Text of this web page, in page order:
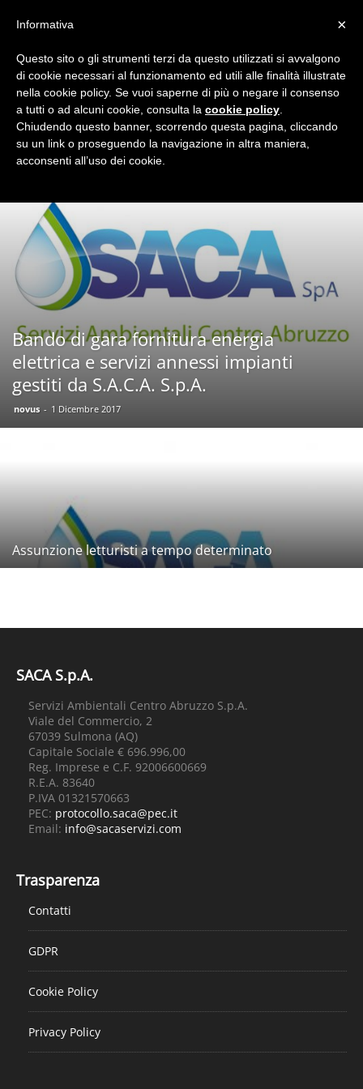
Home Archivio Gare
Bando di gara fornitura energia
elettrica e servizi annessi impianti
gestiti da S.A.C.A. S.p.A.
novus - 1 Dicembre 2017
Assunzione letturisti a tempo determinato
SACA S.p.A.
Servizi Ambientali Centro Abruzzo S.p.A.
Viale del Commercio, 2
67039 Sulmona (AQ)
Capitale Sociale € 696.996,00
Reg. Imprese e C.F. 92006600669
R.E.A. 83640
P.IVA 01321570663
PEC: protocollo.saca@pec.it
Email: info@sacaservizi.com
Trasparenza
Contatti
GDPR
Cookie Policy
Privacy Policy
×
Informativa
Questo sito o gli strumenti terzi da questo utilizzati si avvalgono
di cookie necessari al funzionamento ed utili alle finalità illustrate
nella cookie policy. Se vuoi saperne di più o negare il consenso
a tutti o ad alcuni cookie, consulta la cookie policy
Chiudendo questo banner, scorrendo questa pagina, cliccando
su un link o proseguendo la navigazione in altra maniera,
acconsenti all’uso dei cookie.